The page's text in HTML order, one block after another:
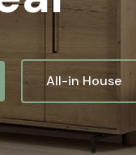
All-in House